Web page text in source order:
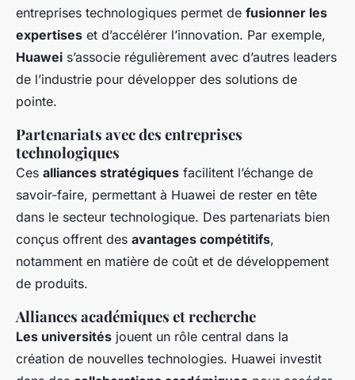
entreprises technologiques permet de fusionner les
expertises et d’accélérer l’innovation. Par exemple,
Huawei s’associe régulièrement avec d’autres leaders
de l’industrie pour développer des solutions de
pointe.
Partenariats avec des entreprises
technologiques
Ces alliances stratégiques facilitent l’échange de
savoir-faire, permettant à Huawei de rester en tête
dans le secteur technologique. Des partenariats bien
conçus offrent des avantages compétitifs,
notamment en matière de coût et de développement
de produits.
Alliances académiques et recherche
Les universités jouent un rôle central dans la
création de nouvelles technologies. Huawei investit